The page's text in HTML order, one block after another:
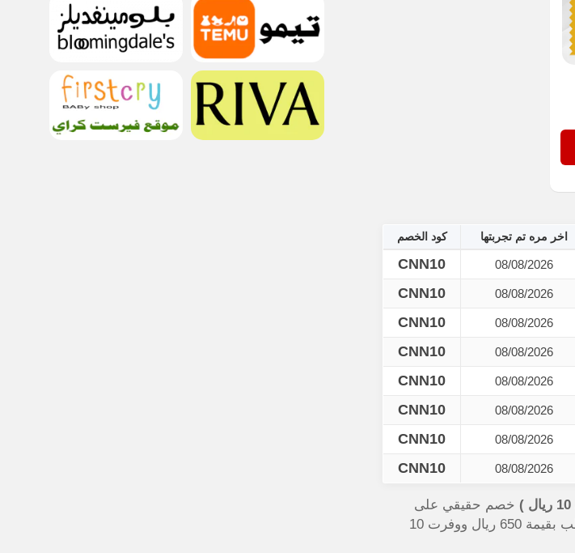
اخر مره تم تجربتها كود الخصم
08/08/2026
CNN10
08/08/2026
CNN10
08/08/2026
CNN10
08/08/2026
CNN10
08/08/2026
CNN10
08/08/2026
CNN10
08/08/2026
CNN10
08/08/2026
CNN10
خصم حقيقي على
الملابس الرياضية والفساتين والأحذية ومنتجات الجمال، جربت الكوبون اليوم على طلب بقيمة 650 ريال ووفرت 10